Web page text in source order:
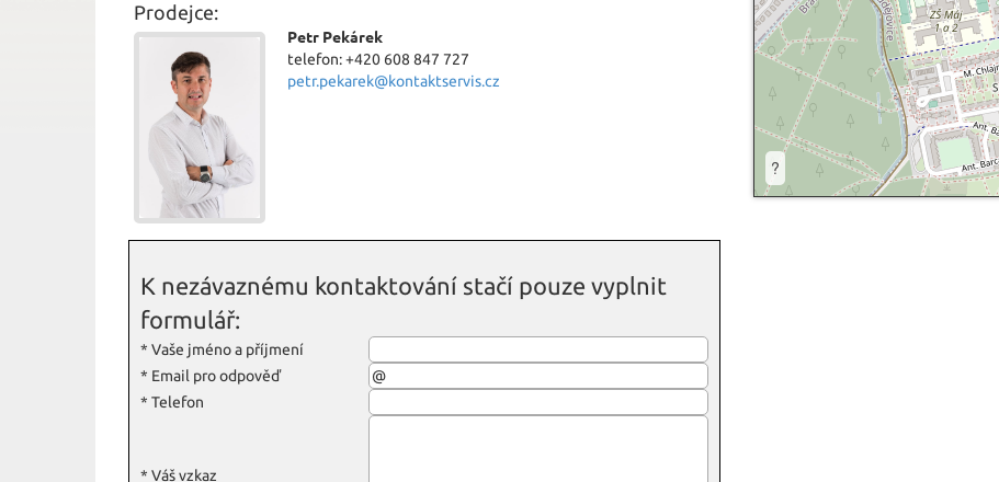
Prodejce:
Petr Pekárek
telefon: +420 608 847 727
petr.pekarek@kontaktservis.cz
K nezávaznému kontaktování stačí pouze vyplnit
formulář:
* Vaše jméno a příjmení
* Email pro odpověď
* Telefon
* Váš vzkaz
?